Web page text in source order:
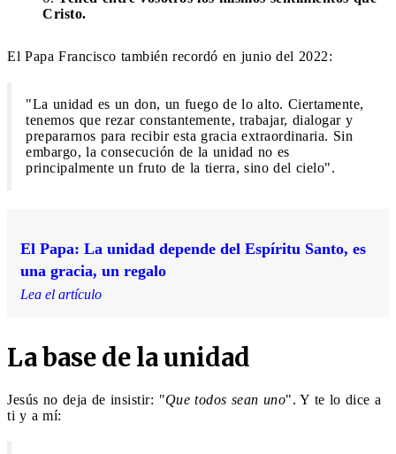
Cristo.
El Papa Francisco también recordó en junio del 2022:
"La unidad es un don, un fuego de lo alto. Ciertamente,
tenemos que rezar constantemente, trabajar, dialogar y
prepararnos para recibir esta gracia extraordinaria. Sin
embargo, la consecución de la unidad no es
principalmente un fruto de la tierra, sino del cielo".
El Papa: La unidad depende del Espíritu Santo, es
una gracia, un regalo
Lea el artículo
La base de la unidad
Jesús no deja de insistir: "Que todos sean uno". Y te lo dice a
ti y a mí: